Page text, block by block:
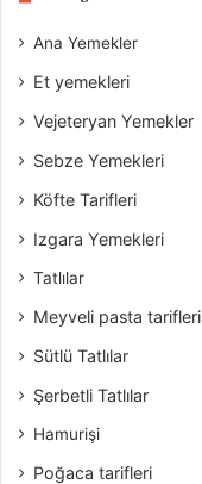
Ana Yemekler
Et yemekleri
Vejeteryan Yemekler
Sebze Yemekleri
Köfte Tarifleri
Izgara Yemekleri
Tatlılar
Meyveli pasta tarifleri
Sütlü Tatlılar
Şerbetli Tatlılar
Hamurişi
Poğaca tarifleri